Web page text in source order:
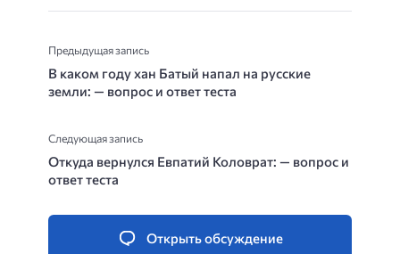
Предыдущая запись
В каком году хан Батый напал на русские
земли: — вопрос и ответ теста
Следующая запись
Откуда вернулся Евпатий Коловрат: — вопрос и
ответ теста
Открыть обсуждение